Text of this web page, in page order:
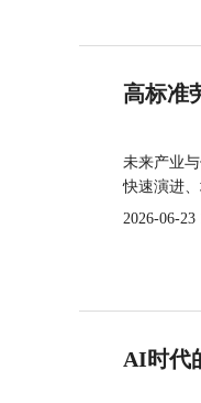
高标准
未来产业
快速演进
2026-06-23
AI时代